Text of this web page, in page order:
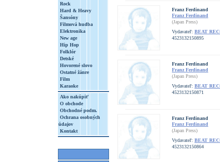
Rock
Hard & Heavy
Šansóny
Filmová hudba
Elektronika
New age
Hip Hop
Folklór
Detské
Hovorené slovo
Ostatné žánre
Film
Karaoke
Ako nakúpiť
O obchode
Obchodné podm.
Ochrana osobných
údajov
Kontakt
Franz Ferdinand
Franz Ferdinand
(Japan Press)
Vydavateľ: BEAT
4523132150895
Franz Ferdinand
Franz Ferdinand
(Japan Press)
Vydavateľ: BEAT
4523132150871
Franz Ferdinand
Franz Ferdinand
(Japan Press)
Vydavateľ: BEAT
4523132150864